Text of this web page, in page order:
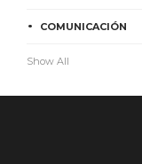
COMUNICACIÓN
Show All